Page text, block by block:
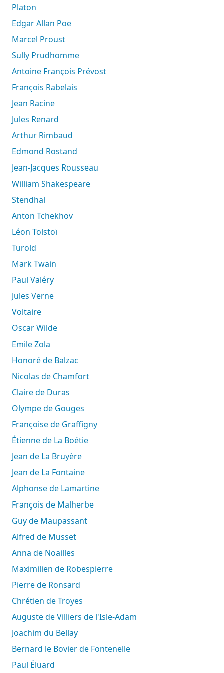
Platon
Edgar Allan Poe
Marcel Proust
Sully Prudhomme
Antoine François Prévost
François Rabelais
Jean Racine
Jules Renard
Arthur Rimbaud
Edmond Rostand
Jean-Jacques Rousseau
William Shakespeare
Stendhal
Anton Tchekhov
Léon Tolstoï
Turold
Mark Twain
Paul Valéry
Jules Verne
Voltaire
Oscar Wilde
Emile Zola
Honoré de Balzac
Nicolas de Chamfort
Claire de Duras
Olympe de Gouges
Françoise de Graffigny
Étienne de La Boétie
Jean de La Bruyère
Jean de La Fontaine
Alphonse de Lamartine
François de Malherbe
Guy de Maupassant
Alfred de Musset
Anna de Noailles
Maximilien de Robespierre
Pierre de Ronsard
Chrétien de Troyes
Auguste de Villiers de l'Isle-Adam
Joachim du Bellay
Bernard le Bovier de Fontenelle
Paul Éluard